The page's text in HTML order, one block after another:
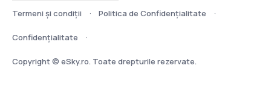
Termeni şi condiţii Politica de Confidențialitate
Confidențialitate
Copyright © eSky.ro. Toate drepturile rezervate.